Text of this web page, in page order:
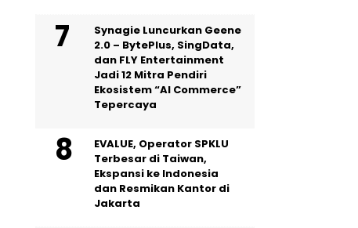
Synagie Luncurkan Geene
2.0 – BytePlus, SingData,
dan FLY Entertainment
Jadi 12 Mitra Pendiri
Ekosistem “AI Commerce”
Tepercaya
EVALUE, Operator SPKLU
Terbesar di Taiwan,
Ekspansi ke Indonesia
dan Resmikan Kantor di
Jakarta